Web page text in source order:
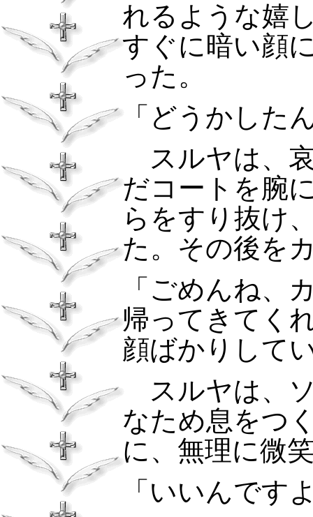
れるような嬉
すぐに暗い顔
った。
「どうかした
スルヤは、
だコートを腕
らをすり抜け
た。その後を
「ごめんね、
帰ってきてく
顔ばかりして
スルヤは、
なため息をつ
に、無理に微
「いいんです